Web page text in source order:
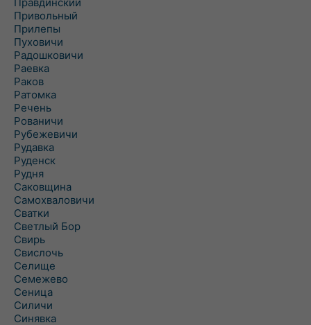
Привольный
Прилепы
Пуховичи
Радошковичи
Раевка
Раков
Ратомка
Речень
Рованичи
Рубежевичи
Рудавка
Руденск
Рудня
Саковщина
Самохваловичи
Сватки
Светлый Бор
Свирь
Свислочь
Селище
Семежево
Сеница
Силичи
Синявка